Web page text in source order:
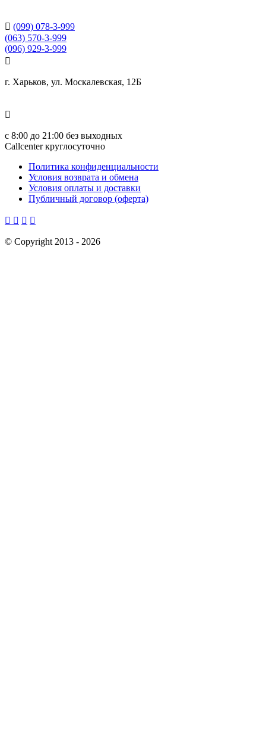
 (099) 078-3-999
(063) 570-3-999
(096) 929-3-999

г. Харьков, ул. Москалевская, 12Б

с 8:00 до 21:00 без выходных
Callcenter круглосуточно
Политика конфиденциальности
Условия возврата и обмена
Условия оплаты и доставки
Публичный договор (оферта)
   
© Copyright 2013 - 2026